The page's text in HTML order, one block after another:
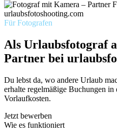
Für Fotografen
Als Urlaubsfotograf
Partner bei
Du lebst da, wo andere Urlaub
erhalte regelmäßige Buchungen
Vorlaufkosten.
Jetzt bewerben
Wie es funktioniert